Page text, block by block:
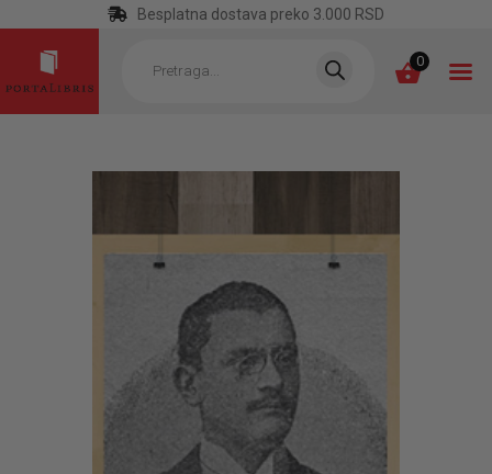
Besplatna dostava preko 3.000 RSD
search 0
KATEGORIJE
NAJPRODAVANIJE
NOVE KNJIGE
OTRGNUTO OD
ZABORAVA
AUTORI
AKTUELNOSTI